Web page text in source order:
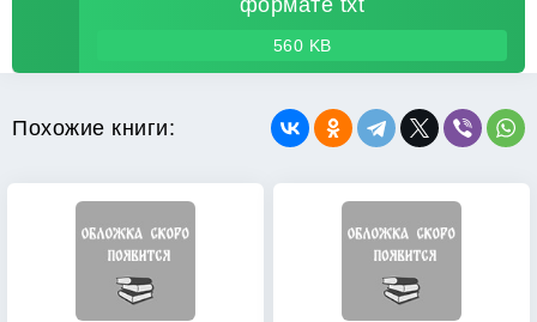
формате txt
560 KB
Похожие книги: